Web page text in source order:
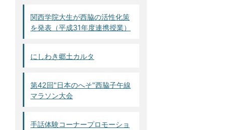
関西学院大生が西脇の活性化策
を発表（平成31年度連携授業）
にしわき郷土カルタ
第42回"日本のへそ"西脇子午線
マラソン大会
手話体験コーナープロモーショ